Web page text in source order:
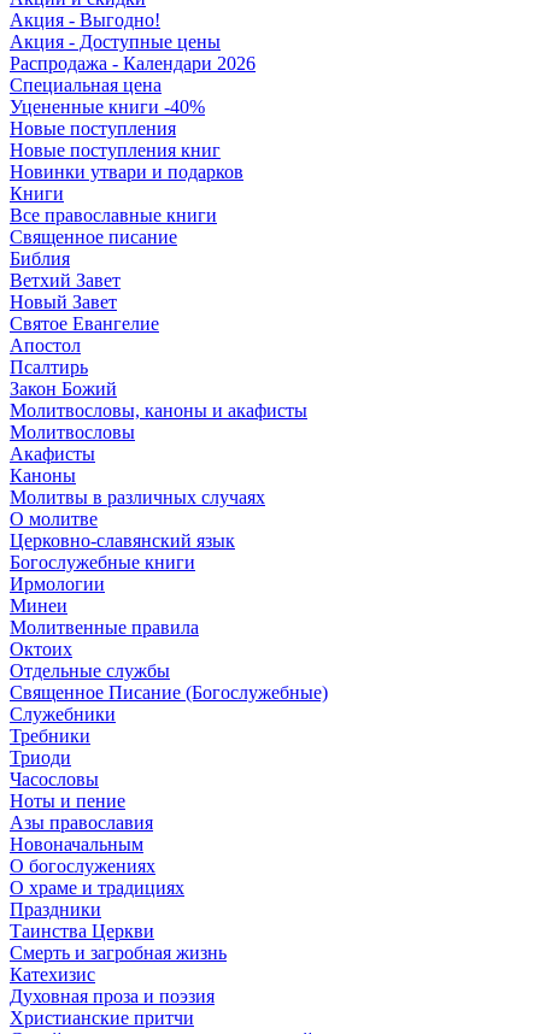
Акция - Выгодно!
Акция - Доступные цены
Распродажа - Календари 2026
Специальная цена
Уцененные книги -40%
Новые поступления
Новые поступления книг
Новинки утвари и подарков
Книги
Все православные книги
Священное писание
Библия
Ветхий Завет
Новый Завет
Святое Евангелие
Апостол
Псалтирь
Закон Божий
Молитвословы, каноны и акафисты
Молитвословы
Акафисты
Каноны
Молитвы в различных случаях
О молитве
Церковно-славянский язык
Богослужебные книги
Ирмологии
Минеи
Молитвенные правила
Октоих
Отдельные службы
Священное Писание (Богослужебные)
Служебники
Требники
Триоди
Часословы
Ноты и пение
Азы православия
Новоначальным
О богослужениях
О храме и традициях
Праздники
Таинства Церкви
Смерть и загробная жизнь
Катехизис
Духовная проза и поэзия
Христианские притчи